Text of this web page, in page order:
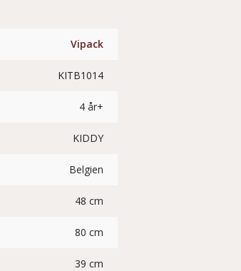
Vipack
KITB1014
4 år+
KIDDY
Belgien
48 cm
80 cm
39 cm